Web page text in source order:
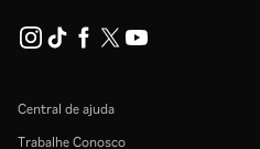
Central de ajuda
Trabalhe Conosco